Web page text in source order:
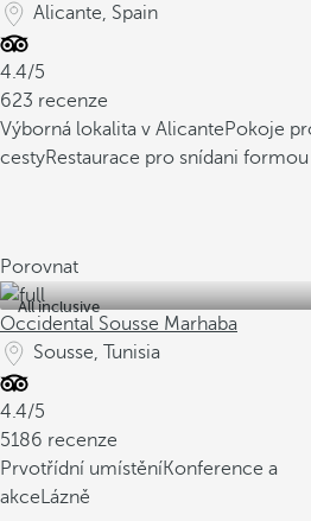
Alicante, Spain
4.4/5
623 recenze
Výborná lokalita v AlicantePokoje
cestyRestaurace pro snídani
Porovnat
All inclusive
Occidental Sousse Marhaba
Sousse, Tunisia
4.4/5
5186 recenze
Prvotřídní umístěníKonference a
akceLázně